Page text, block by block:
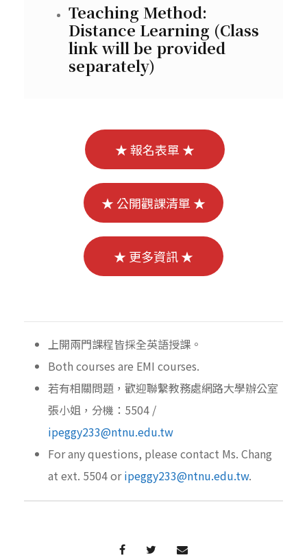
Teaching Method:
Distance Learning (Class
link will be provided
separately)
★ 報名表單 ★
★ 公開觀課清單 ★
★ 更多資訊 ★
上開兩門課程皆採全英語授課。
Both courses are EMI courses.
若有相關問題，歡迎聯繫教務處網路大學辦公室
張小姐，分機：5504 /
ipeggy233@ntnu.edu.tw
For any questions, please contact Ms. Chang
at ext. 5504 oripeggy233@ntnu.edu.tw.